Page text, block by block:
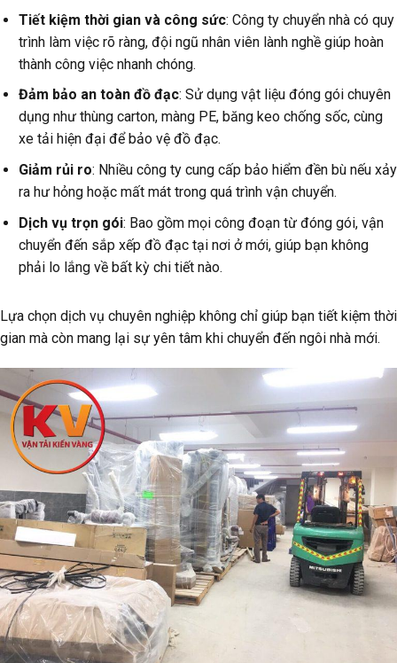
Tiết kiệm thời gian và công sức: Công ty chuyển nhà có quy
trình làm việc rõ ràng, đội ngũ nhân viên lành nghề giúp hoàn
thành công việc nhanh chóng.
Đảm bảo an toàn đồ đạc: Sử dụng vật liệu đóng gói chuyên
dụng như thùng carton, màng PE, băng keo chống sốc, cùng
xe tải hiện đại để bảo vệ đồ đạc.
Giảm rủi ro: Nhiều công ty cung cấp bảo hiểm đền bù nếu xảy
ra hư hỏng hoặc mất mát trong quá trình vận chuyển.
Dịch vụ trọn gói: Bao gồm mọi công đoạn từ đóng gói, vận
chuyển đến sắp xếp đồ đạc tại nơi ở mới, giúp bạn không
phải lo lắng về bất kỳ chi tiết nào.
Lựa chọn dịch vụ chuyên nghiệp không chỉ giúp bạn tiết kiệm thời
gian mà còn mang lại sự yên tâm khi chuyển đến ngôi nhà mới.